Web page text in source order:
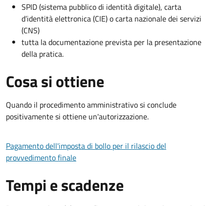
SPID (sistema pubblico di identità digitale), carta
d’identità elettronica (CIE) o carta nazionale dei servizi
(CNS)
tutta la documentazione prevista per la presentazione
della pratica.
Cosa si ottiene
Quando il procedimento amministrativo si conclude
positivamente si ottiene un'autorizzazione.
Pagamento dell'imposta di bollo per il rilascio del
provvedimento finale
Tempi e scadenze